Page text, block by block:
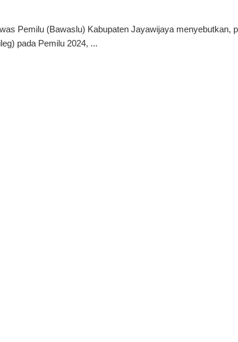
Pemilu (Bawaslu) Kabupaten Jayawijaya menyebutkan,
pada Pemilu 2024, ...